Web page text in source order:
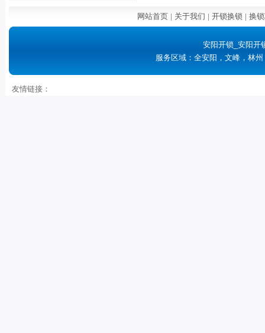
网站首页 | 关于我们 | 开锁换锁 | 换
安阳开锁_安阳开
服务区域：全安阳，文峰，林
友情链接：